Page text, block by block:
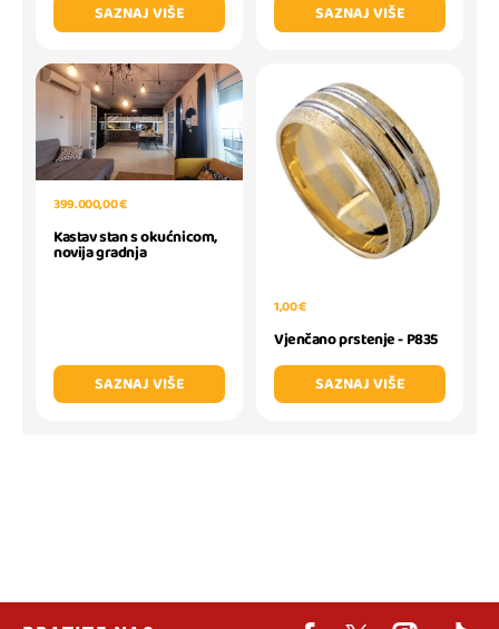
SAZNAJ VIŠE
SAZNAJ VIŠE
399.000,00 €
Kastav stan s okućnicom,
novija gradnja
SAZNAJ VIŠE
1,00 €
Vjenčano prstenje - P835
SAZNAJ VIŠE